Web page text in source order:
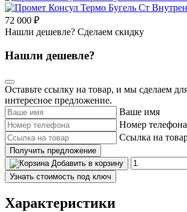
72 000 ₽
Нашли дешевле? Сделаем скидку
Нашли дешевле?
Оставьте ссылку на товар, и мы сделаем
интересное предложение.
Ваше имя
Номер телефона
Ссылка на
Получить предложение
Добавить в корзину
Узнать стоимость под ключ
Характеристики